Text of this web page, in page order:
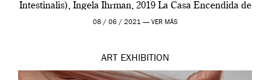
Intestinalis), Ingela Ihrman, 2019 La Casa Encendida de
Madrid y la Wellcome […]
08 / 06 / 2021 — VER MÁS
ART EXHIBITION